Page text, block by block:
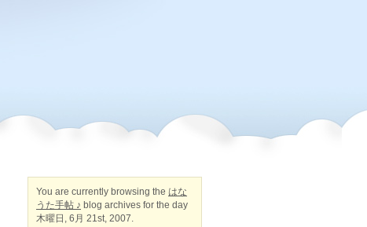
You are currently browsing the はな
うた手帖 ♪ blog archives for the day
木曜日, 6月 21st, 2007.